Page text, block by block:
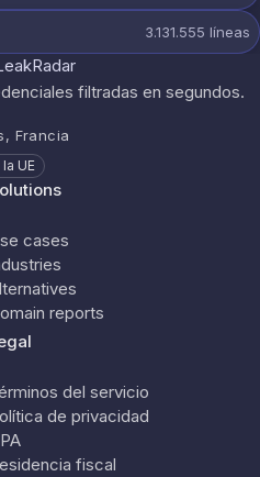
3.131.555 líneas
filtradas en segundos.
Francia
UE
cases
reports
del servicio
de privacidad
fiscal